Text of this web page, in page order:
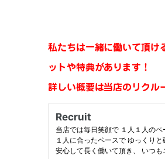
私たちは一緒に働いて頂け
ットや特典があります！
詳しい概要は当店のリクル